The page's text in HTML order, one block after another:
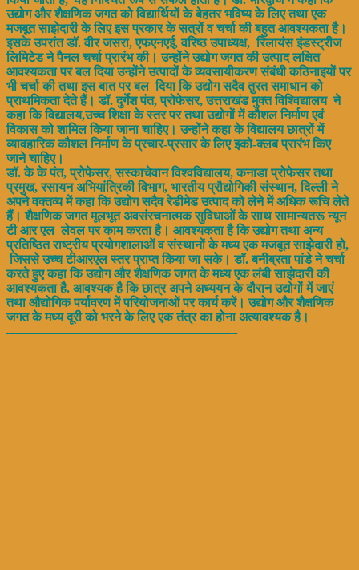
उद्योग और शैक्षणिक जगत को विद्यार्थियों के बेहतर भविष्य के लिए तथा एक
मजबूत साझेदारी के लिए इस प्रकार के सत्रों व चर्चा की बहुत आवश्यकता है।
इसके उपरांत डॉ. वीर जसरा, एफएनएई, वरिष्ठ उपाध्यक्ष, रिलायंस इंडस्ट्रीज
लिमिटेड ने पैनल चर्चा प्रारंभ की। उन्होंने उद्योग जगत की उत्पाद लक्षित
आवश्यकता पर बल दिया उन्होंने उत्पादों के व्यवसायीकरण संबंधी कठिनाइयों पर
भी चर्चा की तथा इस बात पर बल दिया कि उद्योग सदैव तुरत समाधान को
प्राथमिकता देते हैं। डॉ. दुर्गेश पंत, प्रोफेसर, उत्तराखंड मुक्त विश्विद्यालय ने
कहा कि विद्यालय,उच्च शिक्षा के स्तर पर तथा उद्योगों में कौशल निर्माण एवं
विकास को शामिल किया जाना चाहिए। उन्होंने कहा के विद्यालय छात्रों में
व्यावहारिक कौशल निर्माण के प्रचार-प्रसार के लिए इको-क्लब प्रारंभ किए
जाने चाहिए।
डॉ. के के पंत, प्रोफेसर, सस्काचेवान विश्वविद्यालय, कनाडा प्रोफेसर तथा
प्रमुख, रसायन अभियांत्रिकी विभाग, भारतीय प्रौद्योगिकी संस्थान, दिल्ली ने
अपने वक्तव्य में कहा कि उद्योग सदैव रेडीमेड उत्पाद को लेने में अधिक रूचि लेते
हैं। शैक्षणिक जगत मूलभूत अवसंरचनात्मक सुविधाओं के साथ सामान्यतरू न्यून
टी आर एल लेवल पर काम करता है। आवश्यकता है कि उद्योग तथा अन्य
प्रतिष्ठित राष्ट्रीय प्रयोगशालाओं व संस्थानों के मध्य एक मजबूत साझेदारी हो,
जिससे उच्च टीआरएल स्तर प्राप्त किया जा सके। डॉ. बनीब्रता पांडे ने चर्चा
करते हुए कहा कि उद्योग और शैक्षणिक जगत के मध्य एक लंबी साझेदारी की
आवश्यकता है. आवश्यक है कि छात्र अपने अध्ययन के दौरान उद्योगों में जाएं
तथा औद्योगिक पर्यावरण में परियोजनाओं पर कार्य करें। उद्योग और शैक्षणिक
जगत के मध्य दूरी को भरने के लिए एक तंत्र का होना अत्यावश्यक है।
——————————————————